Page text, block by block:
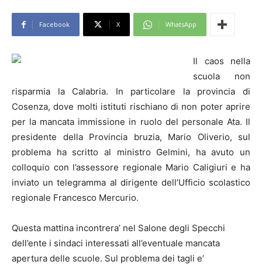
Facebook X WhatsApp
Il caos nella
scuola non
risparmia la Calabria. In particolare la provincia di
Cosenza, dove molti istituti rischiano di non poter aprire
per la mancata immissione in ruolo del personale Ata. Il
presidente della Provincia bruzia, Mario Oliverio, sul
problema ha scritto al ministro Gelmini, ha avuto un
colloquio con l’assessore regionale Mario Caligiuri e ha
inviato un telegramma al dirigente dell’Ufficio scolastico
regionale Francesco Mercurio.
Questa mattina incontrera’ nel Salone degli Specchi
dell’ente i sindaci interessati all’eventuale mancata
apertura delle scuole. Sul problema dei tagli e’